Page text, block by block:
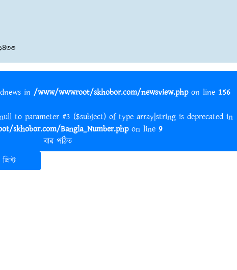
in /www/wwwroot/skhobor.com/newsview.phpon line 156
null to parameter #3 ($subject) of type array|string is deprecated in
skhobor.com/Bangla_Number.phpon line 9
বার পঠিত
প্রিন্ট